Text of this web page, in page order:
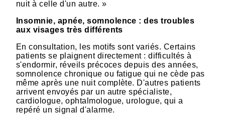
nuit à celle d'un autre. »
Insomnie, apnée, somnolence : des troubles
aux visages très différents
En consultation, les motifs sont variés. Certains
patients se plaignent directement : difficultés à
s'endormir, réveils précoces depuis des années,
somnolence chronique ou fatigue qui ne cède pas
même après une nuit complète. D'autres patients
arrivent envoyés par un autre spécialiste,
cardiologue, ophtalmologue, urologue, qui a
repéré un signal d'alarme.